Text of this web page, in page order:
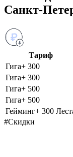
Санкт-
Тариф
Гига+ 300
Гига+ 300
Гига+ 500
Гига+ 500
Гейминг+ 300
#Скидки